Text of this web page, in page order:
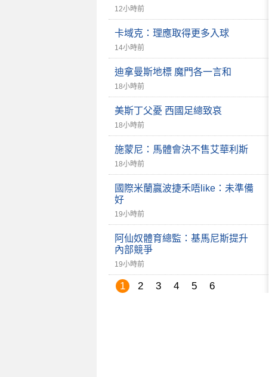
12小時前
卡域克：理應取得更多入球
14小時前
迪拿曼斯地標 魔門各一言和
18小時前
美斯丁父憂 西國足總致哀
18小時前
施蒙尼：馬體會決不售艾華利斯
18小時前
國際米蘭贏波捷禾唔like：未準備
好
19小時前
阿仙奴體育總監：基馬尼斯提升
內部競爭
19小時前
1 2 3 4 5 6